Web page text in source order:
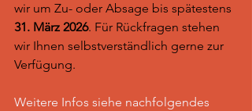
wir um Zu- oder Absage bis spätestens
31. März 2026. Für Rückfragen stehen
wir Ihnen selbstverständlich gerne zur
Verfügung.
Weitere Infos siehe nachfolgendes